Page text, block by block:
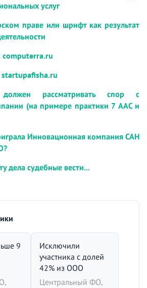
услуг
праве или шрифт как результат
computerra.ru
startupafisha.ru
рассматривать спор с
(на примере практики 7 ААС и
Инновационная компания САН
дела судебные вести...
9
Исключили
участника с долей
42% из ООО
Центральный ФО,